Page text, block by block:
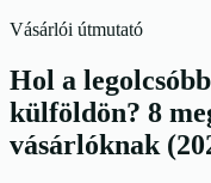
Vásárlói útmutató
Hol a
külföldön? 8
vásárlóknak